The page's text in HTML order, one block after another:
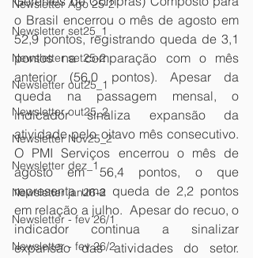
Newsletter Ago 25-2
Newsletter set25_1
Newsletter set25-2
Newsletter out25_1
Newsletter out25_2
Newsletter Nov25_2
Newsletter dez_1
Newsletter jan26-2
Newsletter - fev 26/1
Newsletter - fev 26/2
o Brasil encerrou o mês de agosto em
52,9 pontos, registrando queda de 3,1
pontos na comparação com o mês
anterior (56,0 pontos). Apesar da
queda na passagem mensal, o
indicador sinaliza expansão da
atividade pelo oitavo mês consecutivo.
O PMI Serviços encerrou o mês de
agosto em 56,4 pontos, o que
representa uma queda de 2,2 pontos
em relação a julho.  Apesar do recuo, o
indicador continua a sinalizar
expansão das atividades do setor.